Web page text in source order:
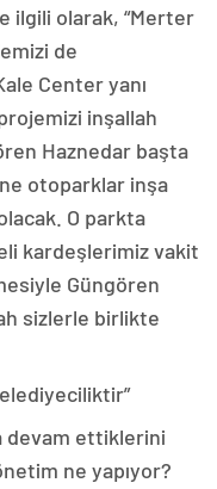
ilgili olarak, “Merter
de
Center yanı
inşallah
Haznedar başta
otoparklar inşa
O parkta
kardeşlerimiz vakit
Güngören
sizlerle birlikte
devam ettiklerini
ne yapıyor?